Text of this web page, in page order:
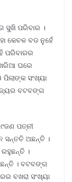
ସୁଖି ପରିବାର ।
କେବଳ ବଡ ନୁହେଁ
ପରିବାରର
ଘରେ
ସଂଖ୍ୟା
ବଟବଙ୍ଗ
ପତ୍ନୀ
ସନ୍ତତି ଅଛନ୍ତି ।
।
। ବଟବଙ୍ଗ
ବଖରା ସଂଖ୍ୟା